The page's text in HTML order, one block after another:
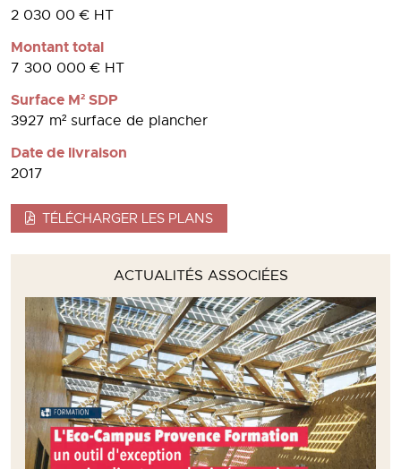
2 030 00 € HT
Montant total
7 300 000 € HT
Surface M² SDP
3927 m² surface de plancher
Date de livraison
2017
TÉLÉCHARGER LES PLANS
ACTUALITÉS ASSOCIÉES